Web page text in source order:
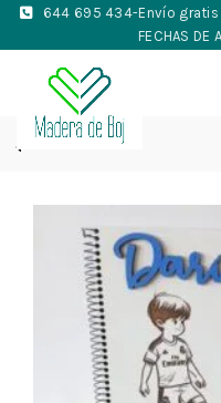
644 695 434-Envío gratis
FECHAS DE